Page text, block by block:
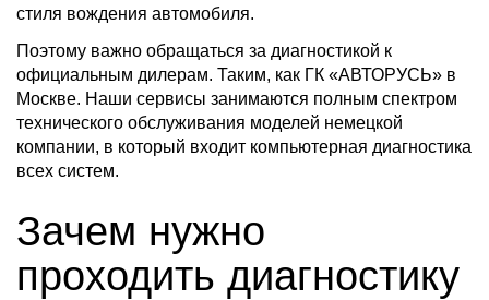
стиля вождения автомобиля.
Поэтому важно обращаться за диагностикой к
официальным дилерам. Таким, как ГК «АВТОРУСЬ» в
Москве. Наши сервисы занимаются полным спектром
технического обслуживания моделей немецкой
компании, в который входит компьютерная диагностика
всех систем.
Зачем нужно
проходить диагностику